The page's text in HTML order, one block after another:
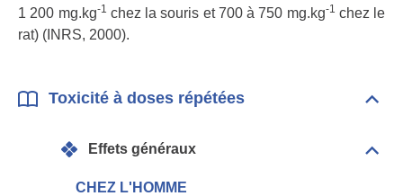
1 200 mg.kg-1 chez la souris et 700 à 750 mg.kg-1 chez le
rat) (INRS, 2000).
Toxicité à doses répétées
Effets généraux
CHEZ L'HOMME